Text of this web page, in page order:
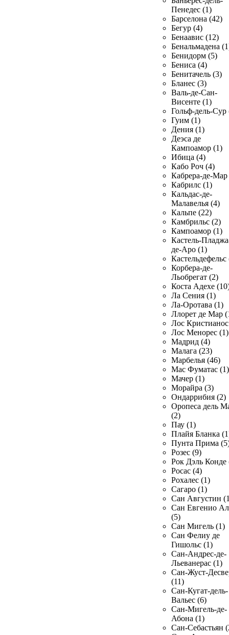
Пенедес (1)
Барселона (42)
Бегур (4)
Бенаавис (12)
Бенальмадена
Бенидорм (5)
Бениса (4)
Бенитачель (3)
Бланес (3)
Валь-де-Сан-
Висенте (1)
Гольф-дель-Сур
Гуим (1)
Дения (1)
Деэса де
Кампоамор (1)
Ибица (4)
Кабо Роч (4)
Кабрера-де-Мар
Кабрилс (1)
Кальдас-де-
Малавелья (4)
Кальпе (22)
Камбрильс (2)
Кампоамор (1)
Кастель-
де-Аро (1)
Кастельдефельс
Корбера-де-
Льобрегат (2)
Коста Адехе
Ла Сения (1)
Ла-Оротава (1)
Ллорет де Мар
Лос
Лос Менорес (1)
Мадрид (4)
Малага (23)
Марбелья (46)
Мас Фуматас (1)
Мачер (1)
Морайра (3)
Ондаррибия (2)
Оропеса дель
(2)
Пау (1)
Плайя Бланка
Пунта Прима
Розес (9)
Рок Дэль Конде
Росас (4)
Рохалес (1)
Сагаро (1)
Сан Августин
Сан Евгенио
(5)
Сан Мигель (1)
Сан Фелиу де
Гишольс (1)
Сан-Андрес-де-
Льеванерас (1)
Сан-Жуст-
(11)
Сан-Кугат-дель-
Вальес (6)
Сан-Мигель-де-
Абона (1)
Сан-Себастьян